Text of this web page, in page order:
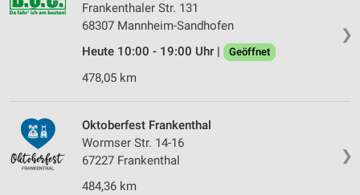
❯
Frankenthaler Str. 131
68307 Mannheim-Sandhofen
Heute 10:00 - 19:00 Uhr |
Geöffnet
478,05 km
❯
Oktoberfest Frankenthal
Wormser Str. 14-16
67227 Frankenthal
484,36 km